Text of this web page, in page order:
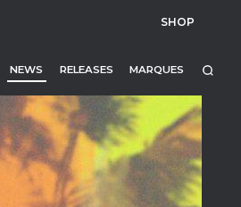
SHOP
NEWS RELEASES MARQUES